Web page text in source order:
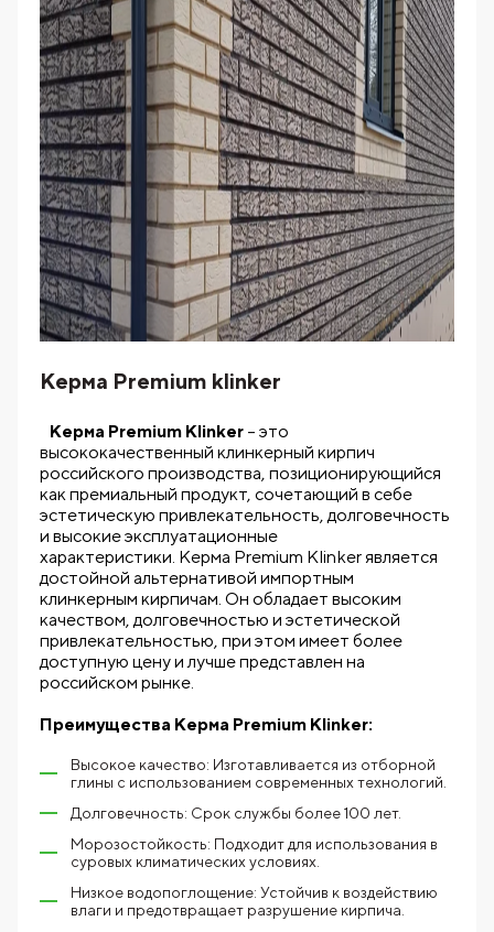
Керма Premium klinker
Kерма Premium Klinker – это
высококачественный клинкерный кирпич
российского производства, позиционирующийся
как премиальный продукт, сочетающий в себе
эстетическую привлекательность, долговечность
и высокие эксплуатационные
характеристики. Kерма Premium Klinker является
достойной альтернативой импортным
клинкерным кирпичам. Он обладает высоким
качеством, долговечностью и эстетической
привлекательностью, при этом имеет более
доступную цену и лучше представлен на
российском рынке.
Преимущества Kерма Premium Klinker:
Высокое качество: Изготавливается из отборной
глины с использованием современных технологий.
Долговечность: Срок службы более 100 лет.
Морозостойкость: Подходит для использования в
суровых климатических условиях.
Низкое водопоглощение: Устойчив к воздействию
влаги и предотвращает разрушение кирпича.